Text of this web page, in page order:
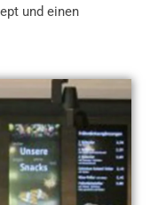
und einen